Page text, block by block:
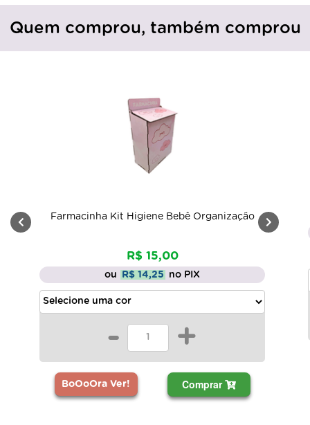
Quem comprou, também comprou
Farmacinha Kit Higiene Bebê Organização
R$ 15,00
ou R$ 14,25 no PIX
- +
BoOoOra Ver! Comprar